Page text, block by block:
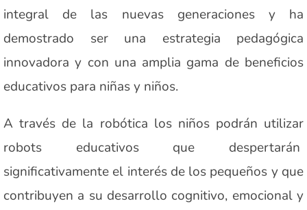
integral de las nuevas generaciones y ha
demostrado ser una estrategia pedagógica
innovadora y con una amplia gama de beneficios
educativos para niñas y niños.
A través de la robótica los niños podrán utilizar
robots educativos que despertarán
significativamente el interés de los pequeños y que
contribuyen a su desarrollo cognitivo, emocional y